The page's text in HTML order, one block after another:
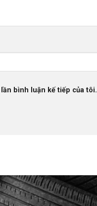
bình luận kế tiếp của tôi.